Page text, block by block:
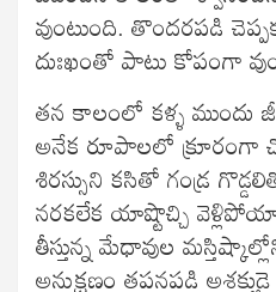
వుంటుంది. తొందరపడి
దుఃఖంతో పాటు కోపంగా
తన కాలంలో కళ్ళ ముందు
అనేక రూపాలలో క్రూరంగా
శిరస్సుని కసితో గండ్ర
నరకలేక యాష్టొచ్చి
తీస్తున్న మేధావుల
అనుక్షణం తపనపడి